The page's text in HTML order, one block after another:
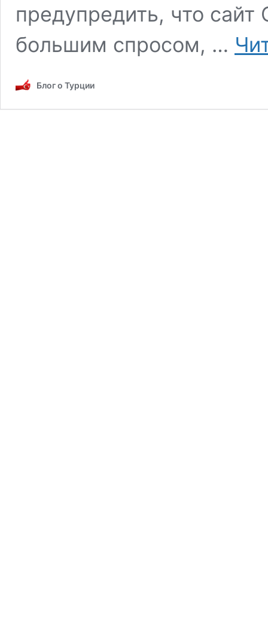
предупредить, что сайт
большим спросом, …
Блог о Турции